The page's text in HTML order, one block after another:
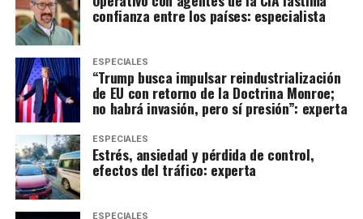
confianza entre los países: especialista
ESPECIALES
“Trump busca impulsar reindustrialización
de EU con retorno de la Doctrina Monroe;
no habrá invasión, pero sí presión”: experta
ESPECIALES
Estrés, ansiedad y pérdida de control,
efectos del tráfico: experta
ESPECIALES